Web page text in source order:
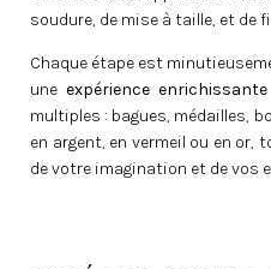
soudure, de mise à taille, et de
Chaque étape est
une expérience
multiples : bagues, médailles,
en argent, en vermeil ou en
de votre imagination et de vos